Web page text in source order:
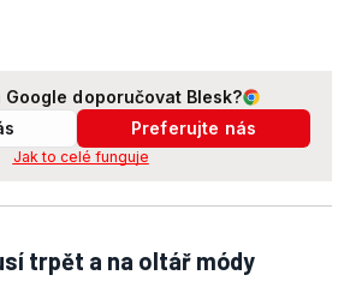
Google doporučovat Blesk?
Preferujte nás
Jak to celé funguje
trpět a na oltář módy